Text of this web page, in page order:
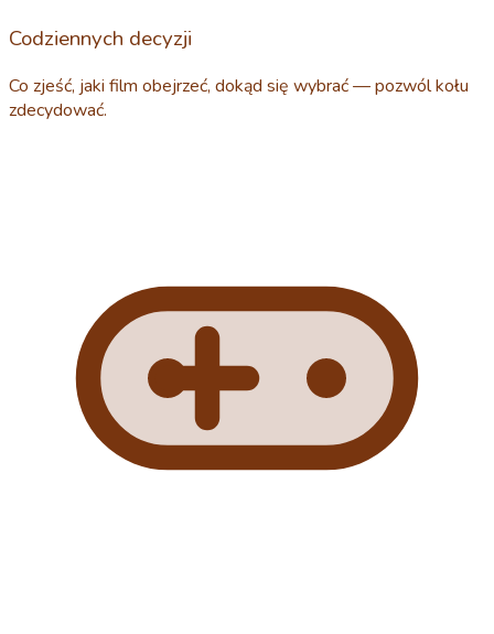
Codziennych decyzji
Co zjeść, jaki film obejrzeć, dokąd się wybrać — pozwól kołu
zdecydować.